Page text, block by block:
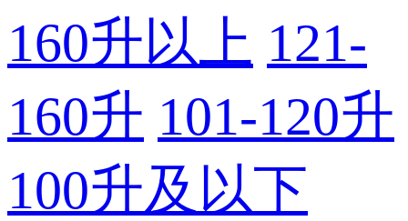
160升以上 121-
160升 101-120升
100升及以下